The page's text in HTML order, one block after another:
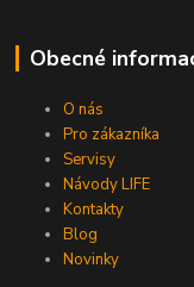
Obecné
O nás
Pro zákazníka
Servisy
Návody LIFE
Kontakty
Blog
Novinky